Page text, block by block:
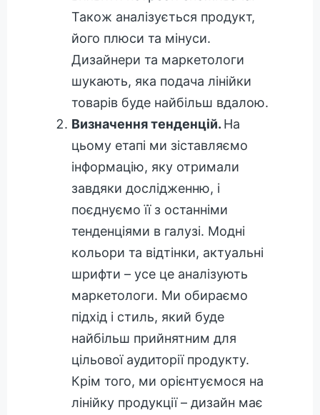
Також аналізується продукт,
його плюси та мінуси.
Дизайнери та маркетологи
шукають, яка подача лінійки
товарів буде найбільш вдалою.
Визначення тенденцій. На
цьому етапі ми зіставляємо
інформацію, яку отримали
завдяки дослідженню, і
поєднуємо її з останніми
тенденціями в галузі. Модні
кольори та відтінки, актуальні
шрифти – усе це аналізують
маркетологи. Ми обираємо
підхід і стиль, який буде
найбільш прийнятним для
цільової аудиторії продукту.
Крім того, ми орієнтуємося на
лінійку продукції – дизайн має